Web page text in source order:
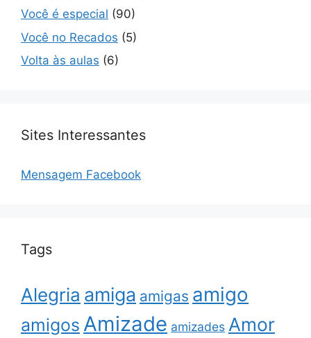
Você é especial (90)
Você no Recados (5)
Volta às aulas (6)
Sites Interessantes
Mensagem Facebook
Tags
Alegria amiga amigas amigo
amigos Amizade amizades Amor